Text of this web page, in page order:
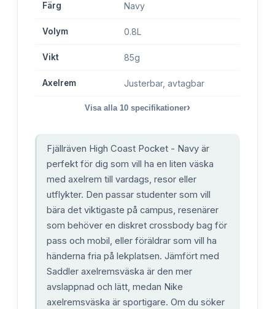
Färg Navy
Volym 0.8L
Vikt 85g
Axelrem Justerbar, avtagbar
Visa alla 10 specifikationer›
Fjällräven High Coast Pocket - Navy är
perfekt för dig som vill ha en liten väska
med axelrem till vardags, resor eller
utflykter. Den passar studenter som vill
bära det viktigaste på campus, resenärer
som behöver en diskret crossbody bag för
pass och mobil, eller föräldrar som vill ha
händerna fria på lekplatsen. Jämfört med
Saddler axelremsväska är den mer
avslappnad och lätt, medan Nike
axelremsväska är sportigare. Om du söker